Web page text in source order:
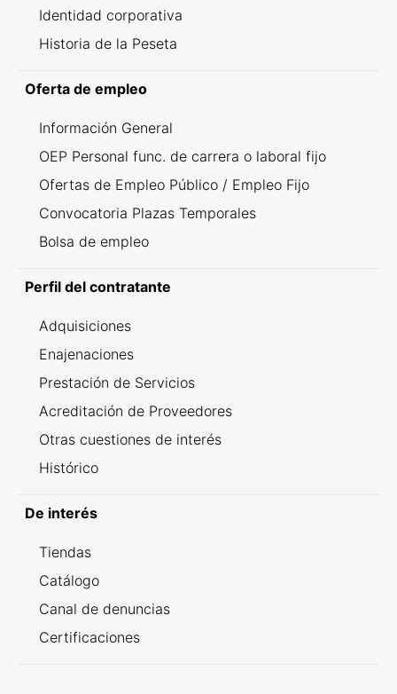
Identidad corporativa
Historia de la Peseta
Oferta de empleo
Información General
OEP Personal func. de carrera o laboral fijo
Ofertas de Empleo Público / Empleo Fijo
Convocatoria Plazas Temporales
Bolsa de empleo
Perfil del contratante
Adquisiciones
Enajenaciones
Prestación de Servicios
Acreditación de Proveedores
Otras cuestiones de interés
Histórico
De interés
Tiendas
Catálogo
Canal de denuncias
Certificaciones